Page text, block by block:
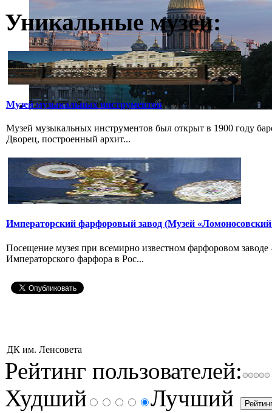
Уникальные музеи:
Музей музыкальных инструментов
Музей музыкальных инструментов был открыт в 1900 году
Дворец, построенный архит...
Императорский фарфоровый завод (Музей
Посещение музея при всемирно известном фарфоровом
Императорского фарфора в Рос...
ДК им. Ленсовета
Рейтинг пользователей:
Худший
Лучший